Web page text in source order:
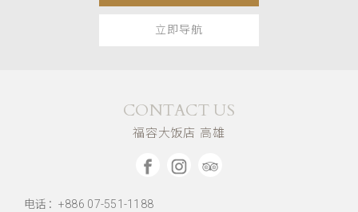
立即导航
CONTACT US
福容大饭店 高雄
电话：+886 07-551-1188